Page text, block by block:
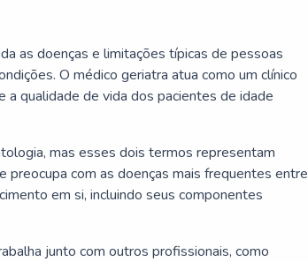
as doenças e limitações típicas de pessoas
O médico geriatra atua como um clínico
qualidade de vida dos pacientes de idade
mas esses dois termos representam
preocupa com as doenças mais frequentes entre
em si, incluindo seus componentes
junto com outros profissionais, como